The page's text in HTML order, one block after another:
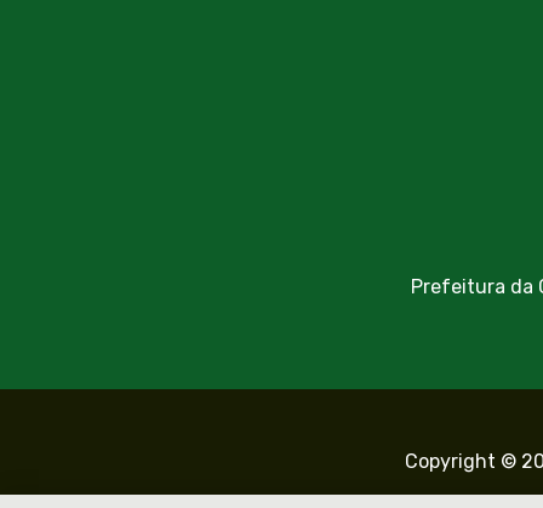
Prefeitura da
Copyright ©